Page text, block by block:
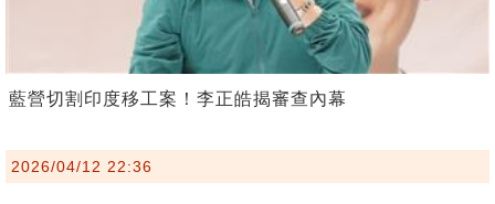
藍營切割印度移工案！李正皓揭審查內幕
2026/04/12 22:36